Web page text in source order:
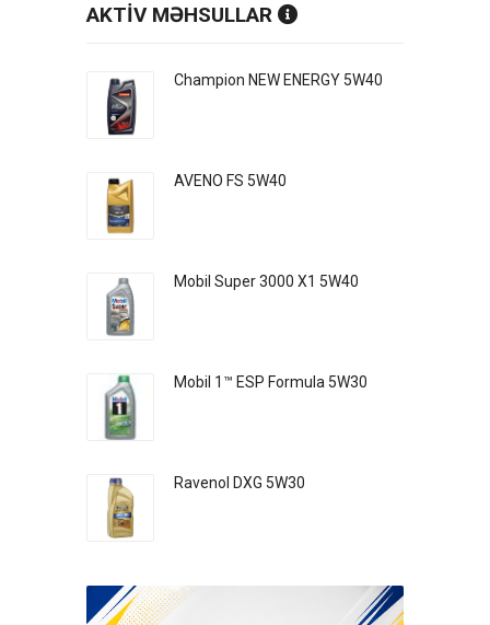
AKTİV MƏHSULLAR
Champion NEW ENERGY 5W40
AVENO FS 5W40
Mobil Super 3000 X1 5W40
Mobil 1™ ESP Formula 5W30
Ravenol DXG 5W30